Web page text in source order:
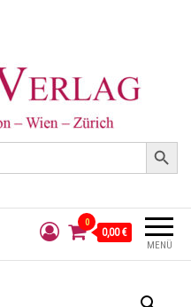
Search Button
MENÜ
0
0,00 €